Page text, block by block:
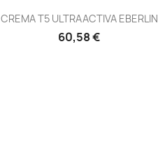
 Vista rápida
CREMA T5 ULTRAACTIVA EBERLIN
60,58 €